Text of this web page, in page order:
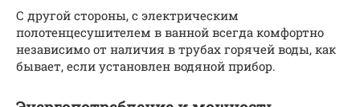
С другой стороны, с электрическим
полотенцесушителем в ванной всегда комфортно
независимо от наличия в трубах горячей воды, как
бывает, если установлен водяной прибор.